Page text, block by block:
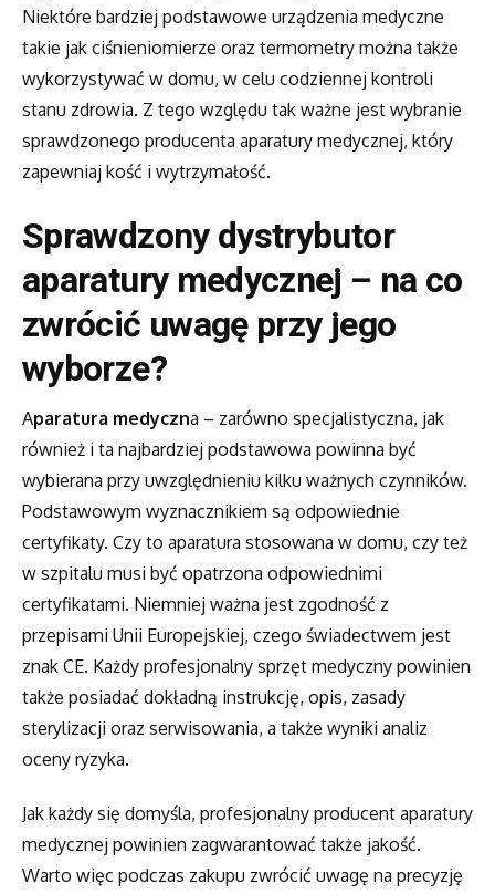
Niektóre bardziej podstawowe urządzenia medyczne
takie jak ciśnieniomierze oraz termometry można także
wykorzystywać w domu, w celu codziennej kontroli
stanu zdrowia. Z tego względu tak ważne jest wybranie
sprawdzonego producenta aparatury medycznej, który
zapewniaj kość i wytrzymałość.
Sprawdzony dystrybutor
aparatury medycznej – na co
zwrócić uwagę przy jego
wyborze?
Aparatura medyczna – zarówno specjalistyczna, jak
również i ta najbardziej podstawowa powinna być
wybierana przy uwzględnieniu kilku ważnych czynników.
Podstawowym wyznacznikiem są odpowiednie
certyfikaty. Czy to aparatura stosowana w domu, czy też
w szpitalu musi być opatrzona odpowiednimi
certyfikatami. Niemniej ważna jest zgodność z
przepisami Unii Europejskiej, czego świadectwem jest
znak CE. Każdy profesjonalny sprzęt medyczny powinien
także posiadać dokładną instrukcję, opis, zasady
sterylizacji oraz serwisowania, a także wyniki analiz
oceny ryzyka.
Jak każdy się domyśla, profesjonalny producent aparatury
medycznej powinien zagwarantować także jakość.
Warto więc podczas zakupu zwrócić uwagę na precyzję